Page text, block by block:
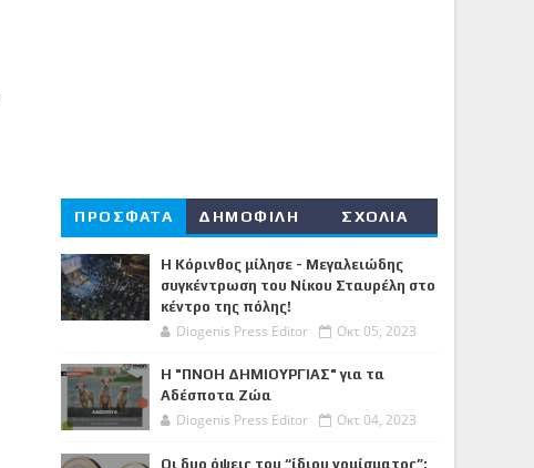
ΠΡΟΣΦΑΤΑ ΔΗΜΟΦΙΛΗ ΣΧΟΛΙΑ
Η Κόρινθος μίλησε - Μεγαλειώδης
συγκέντρωση του Νίκου Σταυρέλη στο
κέντρο της πόλης!
Diogenis Press Editor Οκτ 05, 2023
Η "ΠΝΟΗ ΔΗΜΙΟΥΡΓΙΑΣ" για τα
Αδέσποτα Ζώα
Diogenis Press Editor Οκτ 04, 2023
Οι δυο όψεις του “ίδιου νομίσματος”: